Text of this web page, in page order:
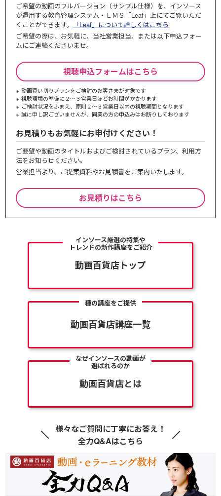
ご希望の動画のフルバージョン（サンプル仕様）を、インソース
が運用する教育管理システム・ＬＭＳ「Leaf」上にてご覧いただ
くことができます。
「Leaf」について詳しくはこちら
ご希望の際は、お気軽に、当社営業担当、または以下申込フォー
ムにご連絡くださいませ。
視聴申込フォームはこちら
動画買い切りプランをご検討のお客さまが対象です
視聴環境の準備に２～３営業日ほどお時間がかかります
ご検討状況をふまえ、原則２～３営業⽇以内の視聴期間となります
誠に申し訳ございませんが、同業の⽅の申込みはお断りしております
お見積りもお気軽にお申付けください！
ご要望や動画のタイトルおよびご検討されているプラン、利⽤⽅
法をお知らせください。
営業担当より、ご提案資料やお⾒積書をご案内いたします。
お見積りはこちら
インソース厳選の特集や
トレンドの新作講座をご紹介
動画百貨店トップ
種の講座をご提供
動画百貨店講座一覧
なぜインソースの動画が
選ばれるのか
動画百貨店とは
様々なご質問に丁寧にお答え！
全力Q&Aはこちら